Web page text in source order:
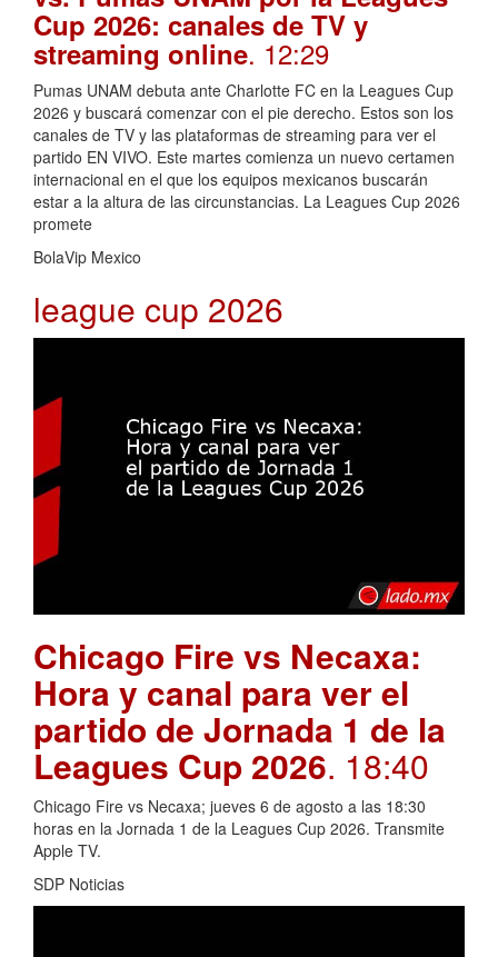
Cup 2026: canales de TV y
streaming online. 12:29
Pumas UNAM debuta ante Charlotte FC en la Leagues Cup
2026 y buscará comenzar con el pie derecho. Estos son los
canales de TV y las plataformas de streaming para ver el
partido EN VIVO. Este martes comienza un nuevo certamen
internacional en el que los equipos mexicanos buscarán
estar a la altura de las circunstancias. La Leagues Cup 2026
promete
BolaVip Mexico
league cup 2026
Chicago Fire vs Necaxa:
Hora y canal para ver el
partido de Jornada 1 de la
Leagues Cup 2026. 18:40
Chicago Fire vs Necaxa; jueves 6 de agosto a las 18:30
horas en la Jornada 1 de la Leagues Cup 2026. Transmite
Apple TV.
SDP Noticias